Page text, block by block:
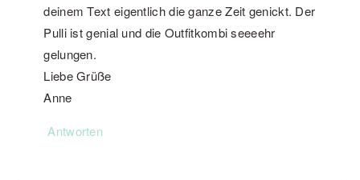
deinem Text eigentlich die ganze Zeit genickt. Der
Pulli ist genial und die Outfitkombi seeeehr
gelungen.
Liebe Grüße
Anne
Antworten